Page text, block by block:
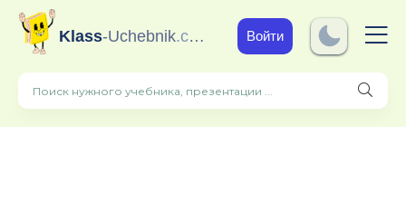
Klass-Uchebnik.com Войти